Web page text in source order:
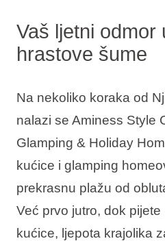
Vaš ljetni odmor
hrastove šume
Na nekoliko koraka od
nalazi se Aminess Style
Glamping & Holiday
kućice i glamping
prekrasnu plažu od
Već prvo jutro, dok
kućice, ljepota krajolika